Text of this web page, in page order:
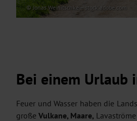
© Jonas Weinitschke – stock.adobe.com
Bei einem Urlaub
Feuer und Wasser haben die
großeVulkane, Maare,